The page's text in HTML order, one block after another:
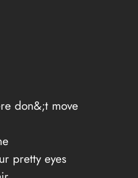
don&;t move
pretty eyes